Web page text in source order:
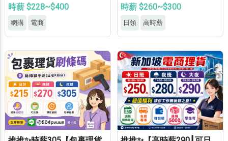
餐⭐錄取率高
時薪 $228~$400
網購 電商
打工▶月休8天▶高錄取
時薪 $260~$300
日領 高時薪